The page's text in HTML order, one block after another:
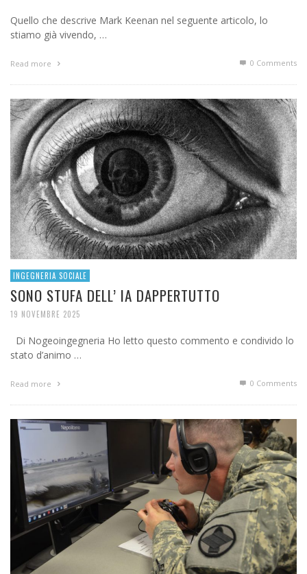
Quello che descrive Mark Keenan nel seguente articolo, lo
stiamo già vivendo, …
Read more 0 Comments
INGEGNERIA SOCIALE
SONO STUFA DELL’ IA DAPPERTUTTO
19 NOVEMBRE 2025
Di Nogeoingegneria Ho letto questo commento e condivido lo
stato d’animo …
Read more 0 Comments